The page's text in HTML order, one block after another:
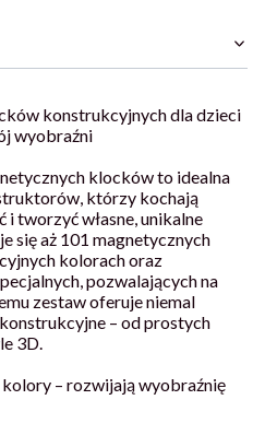
konstrukcyjnych dla dzieci
wyobraźni
klocków to idealna
którzy kochają
tworzyć własne, unikalne
się aż 101 magnetycznych
kolorach oraz
pozwalających na
zestaw oferuje niemal
– od prostych
3D.
– rozwijają wyobraźnię